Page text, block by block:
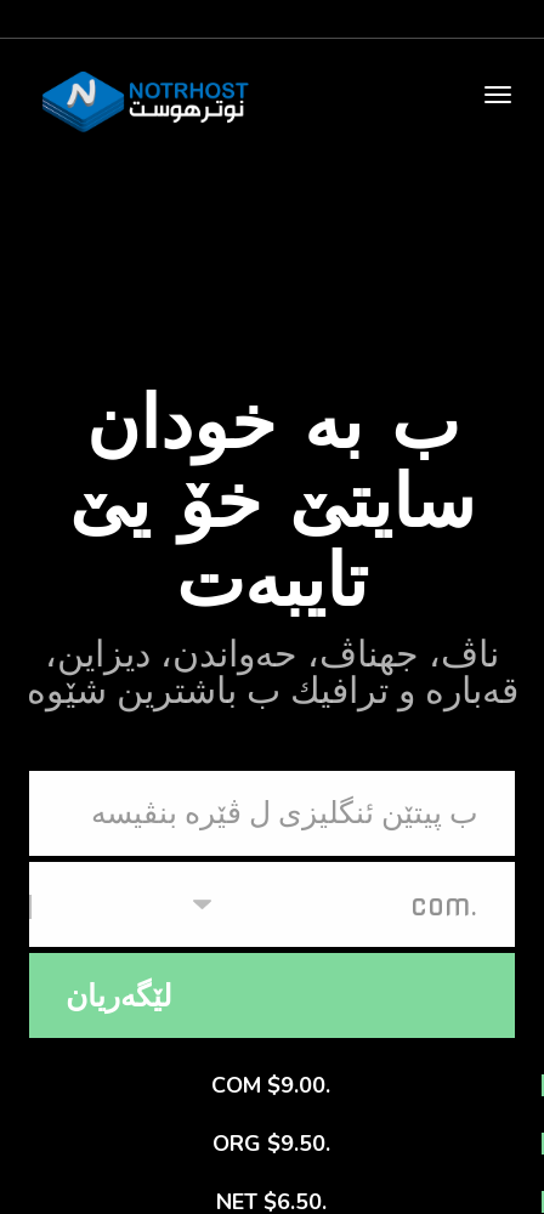
ب به‌ خودان
سایتێ خۆ یێ
تایبه‌ت
ناڤ، جهناڤ، حه‌واندن، دیزاین،
قه‌باره‌ و ترافیك ب باشترین شێوه‌
لێگه‌ریان
.COM $9.00
.ORG $9.50
.NET $6.50